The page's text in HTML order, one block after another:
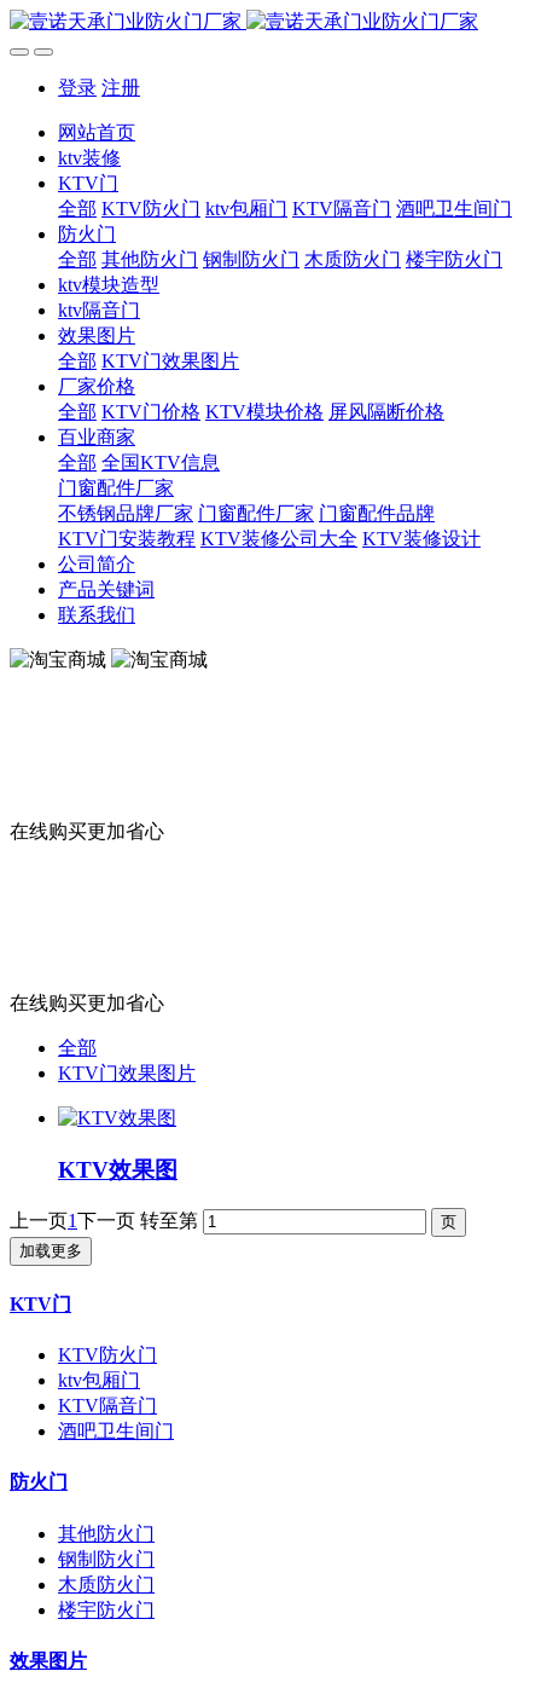
登录 注册
网站首页
ktv装修
KTV门
全部 KTV防火门 ktv包厢门 KTV隔音门 酒吧卫生间门
防火门
全部 其他防火门 钢制防火门 木质防火门 楼宇防火门
ktv模块造型
ktv隔音门
效果图片
全部 KTV门效果图片
厂家价格
全部 KTV门价格 KTV模块价格 屏风隔断价格
百业商家
全部 全国KTV信息
门窗配件厂家
不锈钢品牌厂家 门窗配件厂家 门窗配件品牌
KTV门安装教程 KTV装修公司大全 KTV装修设计
公司简介
产品关键词
联系我们
在线购买更加省心
在线购买更加省心
全部
KTV门效果图片
KTV效果图
上一页1下一页 转至第
加载更多
KTV门
KTV防火门
ktv包厢门
KTV隔音门
酒吧卫生间门
防火门
其他防火门
钢制防火门
木质防火门
楼宇防火门
效果图片